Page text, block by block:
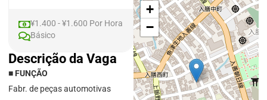
¥1.400 - ¥1.600 Por Hora
Básico
Descrição da Vaga
■ FUNÇÃO
Fabr. de peças automotivas
+
−